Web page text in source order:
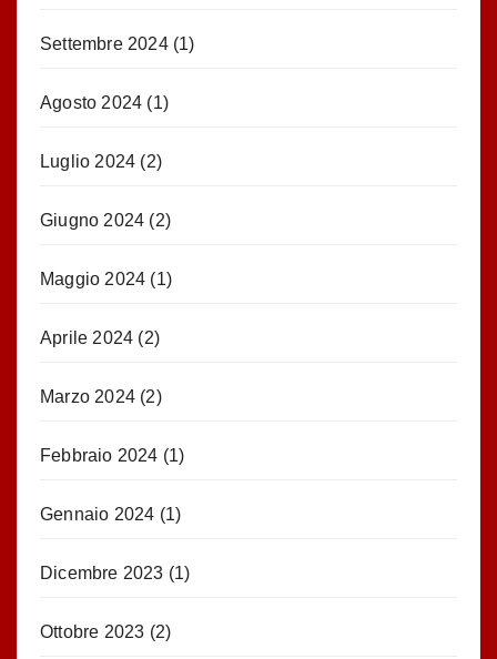
Settembre 2024(1)
Agosto 2024 (1)
Luglio 2024 (2)
Giugno 2024 (2)
Maggio 2024 (1)
Aprile 2024 (2)
Marzo 2024 (2)
Febbraio 2024 (1)
Gennaio 2024 (1)
Dicembre 2023 (1)
Ottobre 2023 (2)